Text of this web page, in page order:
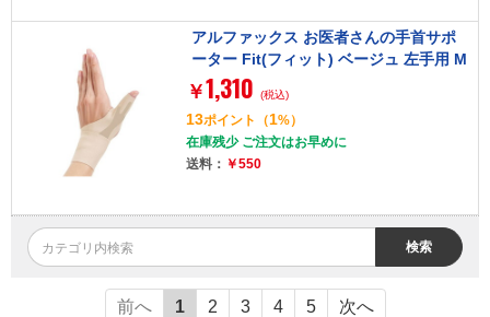
アルファックス お医者さんの手首サポ
ーター Fit(フィット) ベージュ 左手用 M
サイズ 434733
￥1,310 (税込)
13ポイント （1%）
在庫残少 ご注文はお早めに
送料： ￥550
検索
前へ 1 2 3 4 5 次へ